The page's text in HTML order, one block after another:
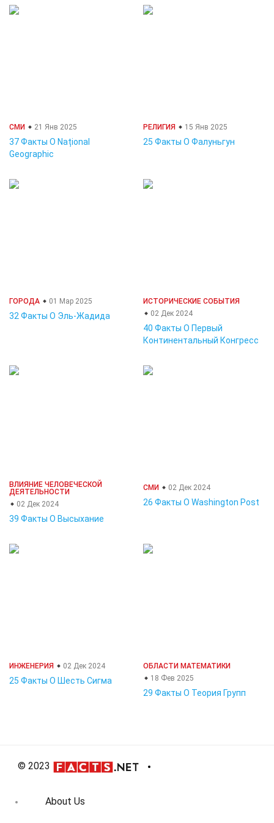
СМИ 21 Янв 2025
37 Факты О Național
Geographic
РЕЛИГИЯ 15 Янв 2025
25 Факты О Фалуньгун
ГОРОДА 01 Мар 2025
32 Факты О Эль-Жадида
ИСТОРИЧЕСКИЕ СОБЫТИЯ
02 Дек 2024
40 Факты О Первый
Континентальный Конгресс
ВЛИЯНИЕ ЧЕЛОВЕЧЕСКОЙ
ДЕЯТЕЛЬНОСТИ
02 Дек 2024
39 Факты О Высыхание
СМИ 02 Дек 2024
26 Факты О Washington Post
ИНЖЕНЕРИЯ 02 Дек 2024
25 Факты О Шесть Сигма
ОБЛАСТИ МАТЕМАТИКИ
18 Фев 2025
29 Факты О Теория Групп
© 2023
About Us